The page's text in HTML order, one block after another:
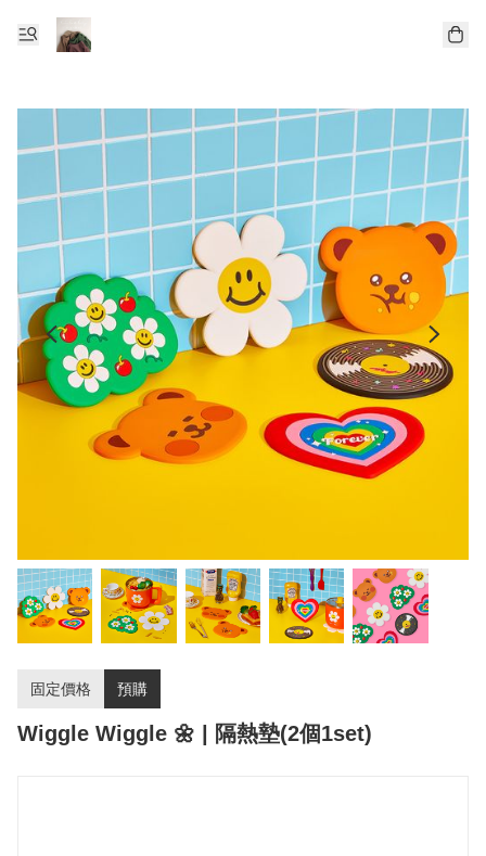
固定價格 預購
Wiggle Wiggle 🌼 | 隔熱墊(2個1set)